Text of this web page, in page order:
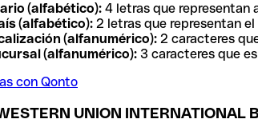
(alfabético): 4 letras que representan
(alfabético): 2 letras que representan
(alfanumérico): 2 caracteres
(alfanumérico): 3 caracteres que
con Qonto
UNION INTERNATIONAL